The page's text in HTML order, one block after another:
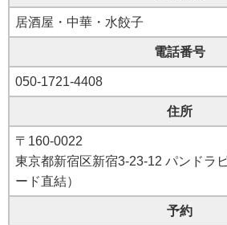
居酒屋・中華・水餃子
電話番号
050-1721-4408
住所
〒160-0022
東京都新宿区新宿3-23-12 パンドラ
ード直結）
予約